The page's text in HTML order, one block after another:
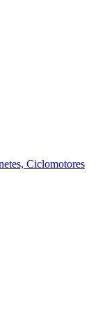
Ciclomotores